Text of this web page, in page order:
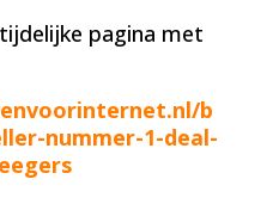
pagina met
b
nummer-1-deal-